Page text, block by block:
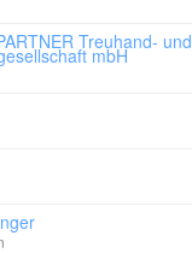
Treuhand- und
mbH